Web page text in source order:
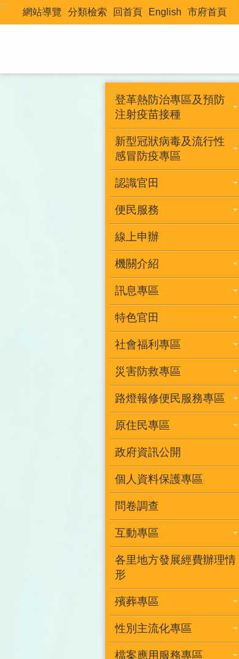
跳到主要內容區塊
:::
網站導覽 分類檢索 回首頁 English 市府首頁
:::
登革熱防治專區及預防
注射疫苗接種
新型冠狀病毒及流行性
感冒防疫專區
認識官田
便民服務
線上申辦
機關介紹
訊息專區
特色官田
社會福利專區
災害防救專區
路燈報修便民服務專區
原住民專區
政府資訊公開
個人資料保護專區
問卷調查
互動專區
各里地方發展經費辦理情
形
殯葬專區
性別主流化專區
檔案應用服務專區